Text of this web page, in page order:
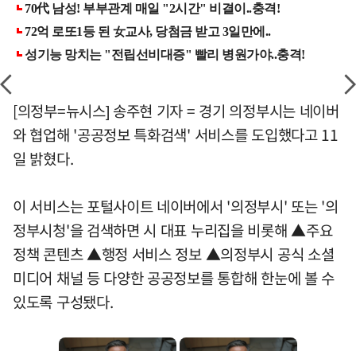
[의정부=뉴시스] 송주현 기자 = 경기 의정부시는 네이버
와 협업해 '공공정보 특화검색' 서비스를 도입했다고 11
일 밝혔다.
이 서비스는 포털사이트 네이버에서 '의정부시' 또는 '의
정부시청'을 검색하면 시 대표 누리집을 비롯해 ▲주요
정책 콘텐츠 ▲행정 서비스 정보 ▲의정부시 공식 소셜
미디어 채널 등 다양한 공공정보를 통합해 한눈에 볼 수
있도록 구성됐다.